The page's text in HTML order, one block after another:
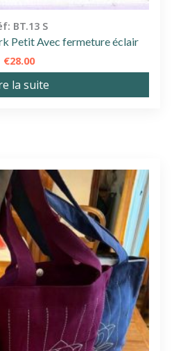
BT.13 S
Petit Avec fermeture éclair
€28.00
la suite